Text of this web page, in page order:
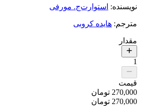
نویسنده: استوارت‌ج. مورفی
مترجم: هایده کروبی
مقدار
1
قیمت
270,000 تومان
270,000 تومان